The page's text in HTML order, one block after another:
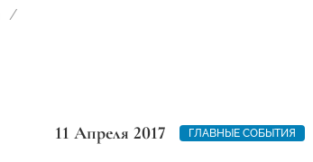
11 Апреля 2017 ГЛАВНЫЕ СОБЫТИЯ